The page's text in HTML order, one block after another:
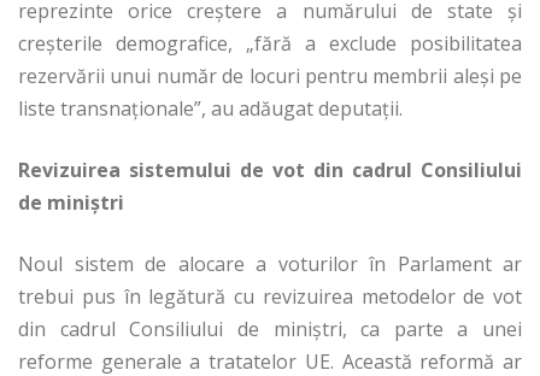
reprezinte orice creștere a numărului de state și
creșterile demografice, „fără a exclude posibilitatea
rezervării unui număr de locuri pentru membrii aleși pe
liste transnaționale”, au adăugat deputații.
Revizuirea sistemului de vot din cadrul Consiliului
de miniștri
Noul sistem de alocare a voturilor în Parlament ar
trebui pus în legătură cu revizuirea metodelor de vot
din cadrul Consiliului de miniștri, ca parte a unei
reforme generale a tratatelor UE. Această reformă ar